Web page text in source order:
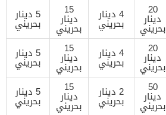
20
دينار
بحريني
4 دينار
بحريني
15
دينار
بحريني
5 دينار
بحريني
20
دينار
بحريني
4 دينار
بحريني
15
دينار
بحريني
5 دينار
بحريني
50
دينار
بحريني
2 دينار
بحريني
15
دينار
بحريني
5 دينار
بحريني